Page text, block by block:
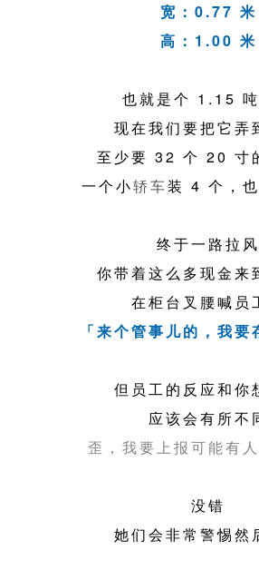
宽：0.77 米
高：1.00 米
也就是个 1.15
现在我们要把它弄
至少要 32 个 20 寸
一个小轿车装 4 个，
终于一路拉风
你带着这么多现金来
在柜台叉腰喊员
「来个管事儿的，我要
但员工的反应和你
应该会有所不
歪，我要上报可能有
没错
她们会非常警惕然